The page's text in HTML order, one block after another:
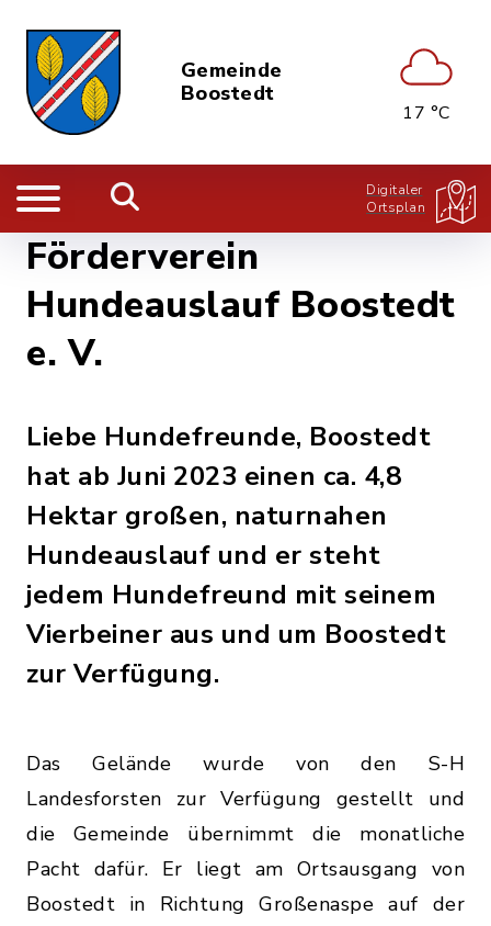
Gemeinde
Boostedt
17 °C
Digitaler
Ortsplan
Förderverein
Hundeauslauf Boostedt
e. V.
Liebe Hundefreunde, Boostedt
hat ab Juni 2023 einen ca. 4,8
Hektar großen, naturnahen
Hundeauslauf und er steht
jedem Hundefreund mit seinem
Vierbeiner aus und um Boostedt
zur Verfügung.
Das Gelände wurde von den S-H
Landesforsten zur Verfügung gestellt und
die Gemeinde übernimmt die monatliche
Pacht dafür. Er liegt am Ortsausgang von
Boostedt in Richtung Großenaspe auf der